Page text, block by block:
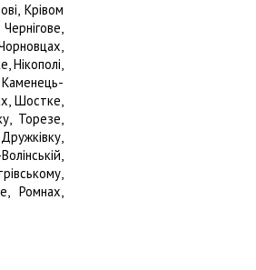
Крівом
Нікополі,
Шостке,
Торезе,
Ромнах,